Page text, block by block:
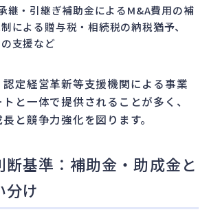
継・引継ぎ補助金によるM&A費用の補
による贈与税・相続税の納税猶予、
支援など
定経営革新等支援機関による事業
と一体で提供されることが多く、
と競争力強化を図ります。
基準：補助金・助成金と
分け